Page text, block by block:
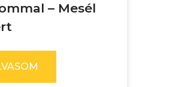
– Mesél